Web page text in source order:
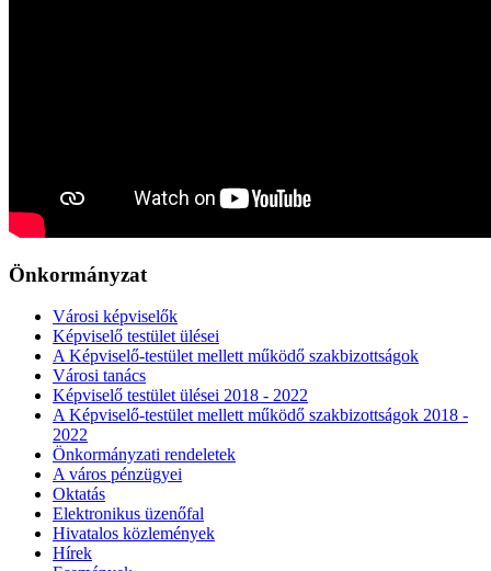
Önkormányzat
Városi képviselők
Képviselő testület ülései
A Képviselő-testület mellett működő szakbizottságok
Városi tanács
Képviselő testület ülései 2018 - 2022
A Képviselő-testület mellett működő szakbizottságok 2018 -
2022
Önkormányzati rendeletek
A város pénzügyei
Oktatás
Elektronikus üzenőfal
Hivatalos közlemények
Hírek